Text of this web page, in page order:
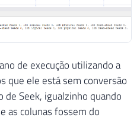
de execução utilizando a
que ele está sem conversão
Seek, igualzinho quando
as colunas fossem do